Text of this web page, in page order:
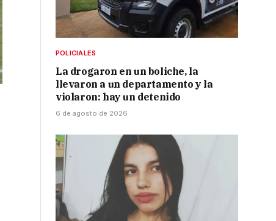
POLICIALES
La drogaron en un boliche, la
llevaron a un departamento y la
violaron: hay un detenido
6 de agosto de 2026